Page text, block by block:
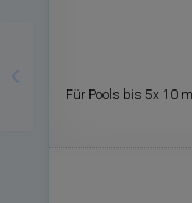
Für Pools bis 5x 10